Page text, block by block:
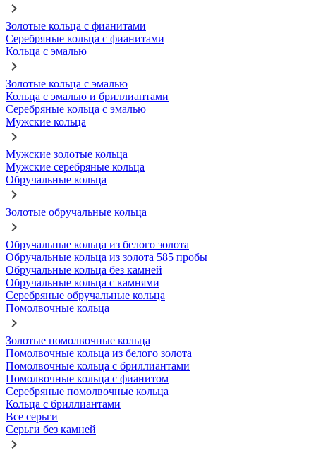
Золотые кольца с фианитами
Серебряные кольца с фианитами
Кольца с эмалью
Золотые кольца с эмалью
Кольца с эмалью и бриллиантами
Серебряные кольца с эмалью
Мужские кольца
Мужские золотые кольца
Мужские серебряные кольца
Обручальные кольца
Золотые обручальные кольца
Обручальные кольца из белого золота
Обручальные кольца из золота 585 пробы
Обручальные кольца без камней
Обручальные кольца с камнями
Серебряные обручальные кольца
Помолвочные кольца
Золотые помолвочные кольца
Помолвочные кольца из белого золота
Помолвочные кольца с бриллиантами
Помолвочные кольца с фианитом
Серебряные помолвочные кольца
Кольца с бриллиантами
Все серьги
Серьги без камней